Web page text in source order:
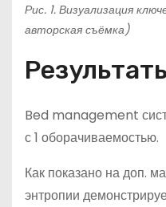
Рис. 1. Визуализация
авторская съёмка)
Bed management
с 1 оборачиваемостью.
Как показано на доп.
энтропии